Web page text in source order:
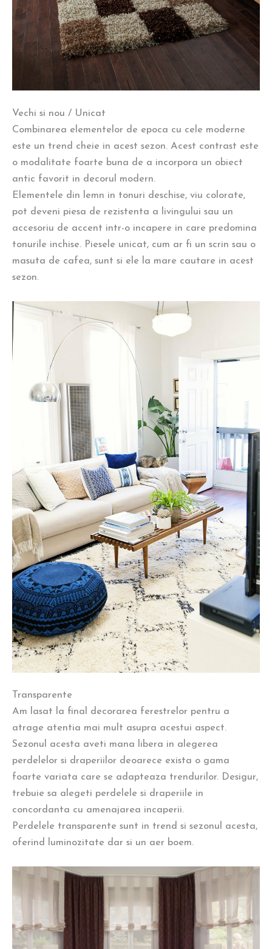
Vechi si nou / Unicat
Combinarea elementelor de epoca cu cele moderne
este un trend cheie in acest sezon. Acest contrast este
o modalitate foarte buna de a incorpora un obiect
antic favorit in decorul modern.
Elementele din lemn in tonuri deschise, viu colorate,
pot deveni piesa de rezistenta a livingului sau un
accesoriu de accent intr-o incapere in care predomina
tonurile inchise. Piesele unicat, cum ar fi un scrin sau o
masuta de cafea, sunt si ele la mare cautare in acest
sezon.
Transparente
Am lasat la final decorarea ferestrelor pentru a
atrage atentia mai mult asupra acestui aspect.
Sezonul acesta aveti mana libera in alegerea
perdelelor si draperiilor deoarece exista o gama
foarte variata care se adapteaza trendurilor. Desigur,
trebuie sa alegeti perdelele si draperiile in
concordanta cu amenajarea incaperii.
Perdelele transparente sunt in trend si sezonul acesta,
oferind luminozitate dar si un aer boem.